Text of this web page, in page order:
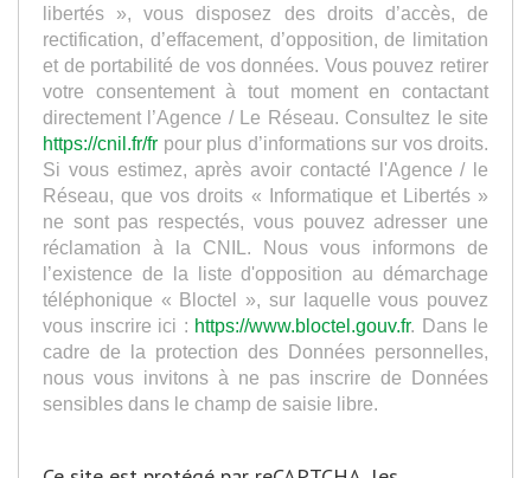
libertés », vous disposez des droits d’accès, de
rectification, d’effacement, d’opposition, de limitation
et de portabilité de vos données. Vous pouvez retirer
votre consentement à tout moment en contactant
directement l’Agence / Le Réseau. Consultez le site
https://cnil.fr/fr pour plus d’informations sur vos droits.
Si vous estimez, après avoir contacté l'Agence / le
Réseau, que vos droits « Informatique et Libertés »
ne sont pas respectés, vous pouvez adresser une
réclamation à la CNIL. Nous vous informons de
l’existence de la liste d'opposition au démarchage
téléphonique « Bloctel », sur laquelle vous pouvez
vous inscrire ici : https://www.bloctel.gouv.fr. Dans le
cadre de la protection des Données personnelles,
nous vous invitons à ne pas inscrire de Données
sensibles dans le champ de saisie libre.